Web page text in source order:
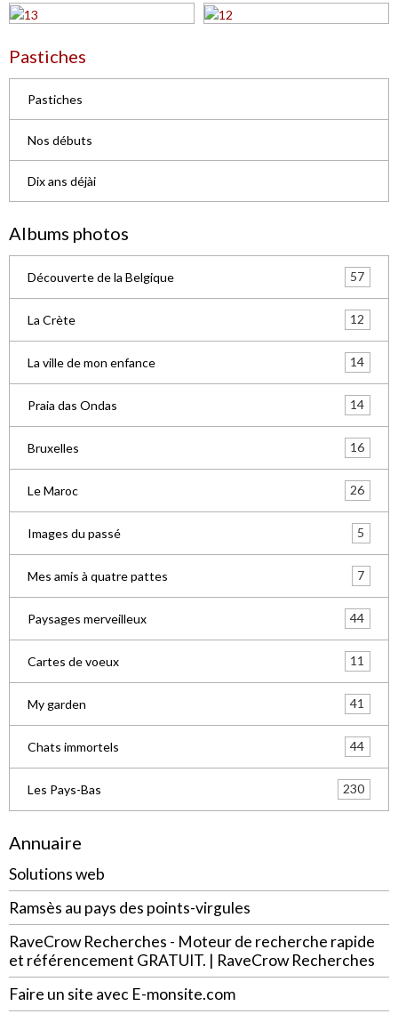
Pastiches
Pastiches
Nos débuts
Dix ans déjài
Albums photos
Découverte de la Belgique 57
La Crète 12
La ville de mon enfance 14
Praia das Ondas 14
Bruxelles 16
Le Maroc 26
Images du passé 5
Mes amis à quatre pattes 7
Paysages merveilleux 44
Cartes de voeux 11
My garden 41
Chats immortels 44
Les Pays-Bas 230
Annuaire
Solutions web
Ramsès au pays des points-virgules
RaveCrow Recherches - Moteur de recherche rapide
et référencement GRATUIT. | RaveCrow Recherches
Faire un site avec E-monsite.com